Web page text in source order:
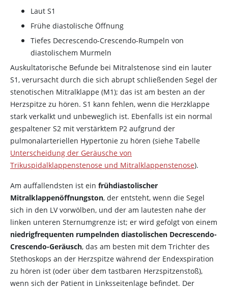
Laut S1
Frühe diastolische Öffnung
Tiefes Decrescendo-Crescendo-Rumpeln von
diastolischem Murmeln
Auskultatorische Befunde bei Mitralstenose sind ein lauter
S1, verursacht durch die sich abrupt schließenden Segel der
stenotischen Mitralklappe (M1); das ist am besten an der
Herzspitze zu hören. S1 kann fehlen, wenn die Herzklappe
stark verkalkt und unbeweglich ist. Ebenfalls ist ein normal
gespaltener S2 mit verstärktem P2 aufgrund der
pulmonalarteriellen Hypertonie zu hören (siehe Tabelle
Unterscheidung der Geräusche von
Trikuspidalklappenstenose und Mitralklappenstenose).
Am auffallendsten ist ein frühdiastolischer
Mitralklappenöffnungston, der entsteht, wenn die Segel
sich in den LV vorwölben, und der am lautesten nahe der
linken unteren Sternumgrenze ist; er wird gefolgt von einem
niedrigfrequenten rumpelnden diastolischen Decrescendo-
Crescendo-Geräusch, das am besten mit dem Trichter des
Stethoskops an der Herzspitze während der Endexspiration
zu hören ist (oder über dem tastbaren Herzspitzenstoß),
wenn sich der Patient in Linksseitenlage befindet. Der